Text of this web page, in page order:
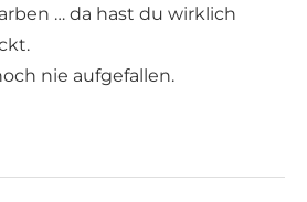
… da hast du wirklich
nie aufgefallen.